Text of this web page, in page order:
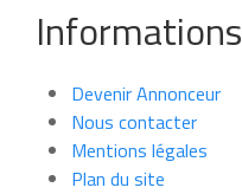
Informations
Devenir Annonceur
Nous contacter
Mentions légales
Plan du site